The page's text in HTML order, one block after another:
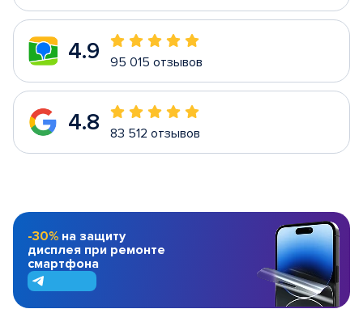
4.9 95 015 отзывов
4.8 83 512 отзывов
-30% на защиту
дисплея при ремонте
смартфона